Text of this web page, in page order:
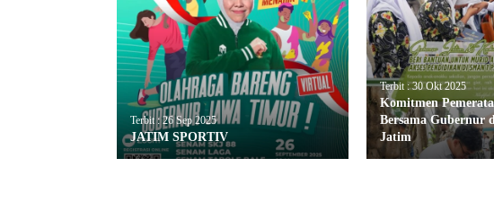
Terbit : 26 Sep 2025
JATIM SPORTIV
Terbit : 30 Okt 2025
Komitmen
Bersama Gubernur
Jatim